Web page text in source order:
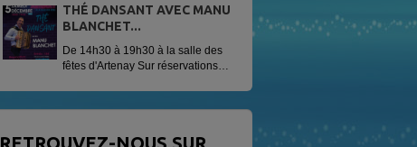
vag/evenements/sandy-sims-
show-dalida
THÉ DANSANT AVEC MANU
BLANCHET...
De 14h30 à 19h30 à la salle des
fêtes d'Artenay Sur réservations